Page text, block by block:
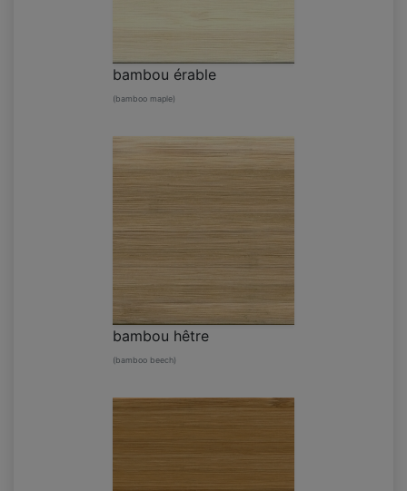
bambou érable
(bamboo maple)
bambou hêtre
(bamboo beech)